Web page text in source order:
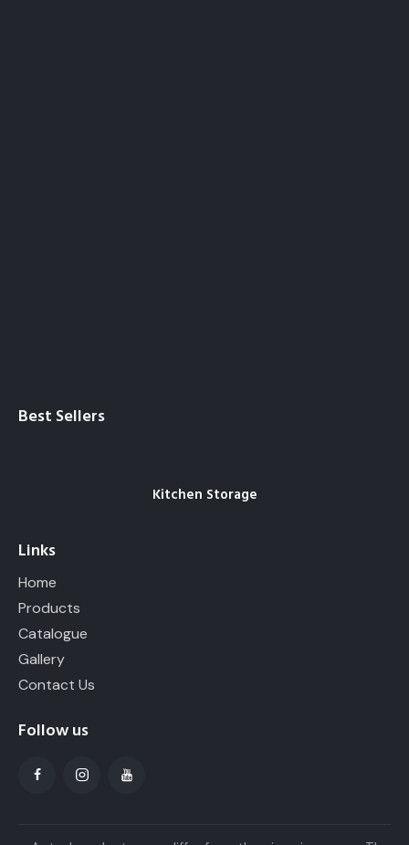
Best Sellers
Kitchen Storage
Links
Home
Products
Catalogue
Gallery
Contact Us
Follow us